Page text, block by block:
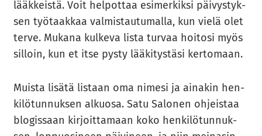
lääk­keis­tä. Voit hel­pot­taa esi­mer­kik­si päi­vys­tyk­
sen työ­taak­kaa val­mis­tau­tu­mal­la, kun vielä olet
terve. Mu­ka­na kul­ke­va lista tur­vaa hoi­to­si myös
sil­loin, kun et itse pysty lää­ki­tys­tä­si ker­to­maan.
Muis­ta li­sä­tä lis­taan oma ni­me­si ja ai­na­kin hen­
ki­lö­tun­nuk­sen al­kuo­sa. Satu Sa­lo­nen oh­jeis­taa
blo­gis­saan kir­joit­ta­maan koko hen­ki­lö­tun­nuk­